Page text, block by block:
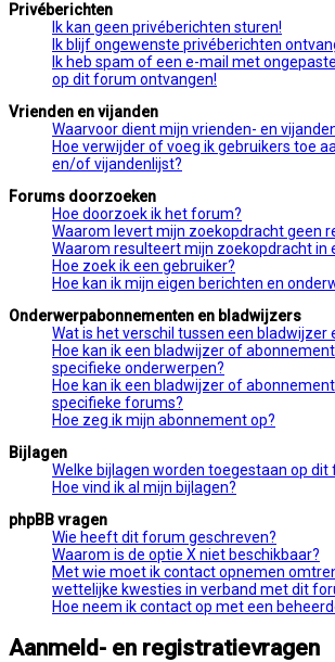
Privéberichten
Ik kan geen privéberichten sturen!
Ik blijf ongewenste privéberichten
Ik heb spam of een e-mail met
op dit forum ontvangen!
Vrienden en vijanden
Waarvoor dient mijn vrienden- en
Hoe verwijder of voeg ik gebruikers toe
en/of vijandenlijst?
Forums doorzoeken
Hoe doorzoek ik het forum?
Waarom levert mijn zoekopdracht geen
Waarom resulteert mijn zoekopdracht in
Hoe zoek ik een gebruiker?
Hoe kan ik mijn eigen berichten en
Onderwerpabonnementen en bladwijzers
Wat is het verschil tussen een bladwijzer
Hoe kan ik een bladwijzer of
specifieke onderwerpen?
Hoe kan ik een bladwijzer of
specifieke forums?
Hoe zeg ik mijn abonnement op?
Bijlagen
Welke bijlagen worden toegestaan op dit
Hoe vind ik al mijn bijlagen?
phpBB vragen
Wie heeft dit forum geschreven?
Waarom is de optie X niet beschikbaar?
Met wie moet ik contact opnemen
wettelijke kwesties in verband met dit
Hoe neem ik contact op met een
Aanmeld- en registratievragen